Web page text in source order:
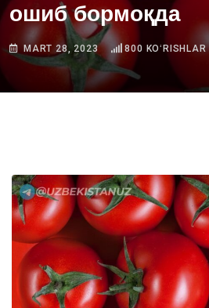
ошиб бормоқда
MART 28, 2023 800 KOʻRISHLAR